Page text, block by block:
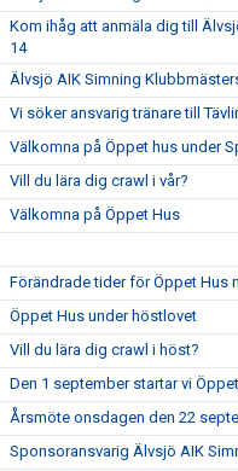
Kom ihåg att anmäla dig till
14
Älvsjö AIK Simning
Vi söker ansvarig tränare till
Välkomna på Öppet hus under
Vill du lära dig crawl i vår?
Välkomna på Öppet Hus
Förändrade tider för Öppet Hus
Öppet Hus under höstlovet
Vill du lära dig crawl i höst?
Den 1 september startar vi
Årsmöte onsdagen den 22
Sponsoransvarig Älvsjö AIK